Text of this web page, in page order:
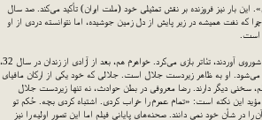
بار نیز فروزنده بر نقش تمثیلی خود (ملت ایران) تأكید می‌كند. صد سال
نفت همیشه در زیر پایش از دل زمین جوشیده، اما نتوانسته دردی از او
است.
5- خانواده‌ی رضا معروفی، نماینده سه نسل روشنفكری ایران‌اند: «جسد پدرم را از شوروی آوردند، تئاتر بازی می‌كرد. خواهرم هم، بعد از آزادی از زندان در سال 32،
او به ظاهر زیردست جلال است. جلالی كه خود یكی از اركان مافیای
سخنی دیگر دارند. رضا معروفی در بطن حوادث، نه تنها زیردست جلال
این نكته است: «تمام عمرم را خراب كردی. اشتباه كردی بچه. حُكم تو
در شأن خود نمی دانند. صحنه‌های پایانی فیلم اما این تصور اولیه را نیز